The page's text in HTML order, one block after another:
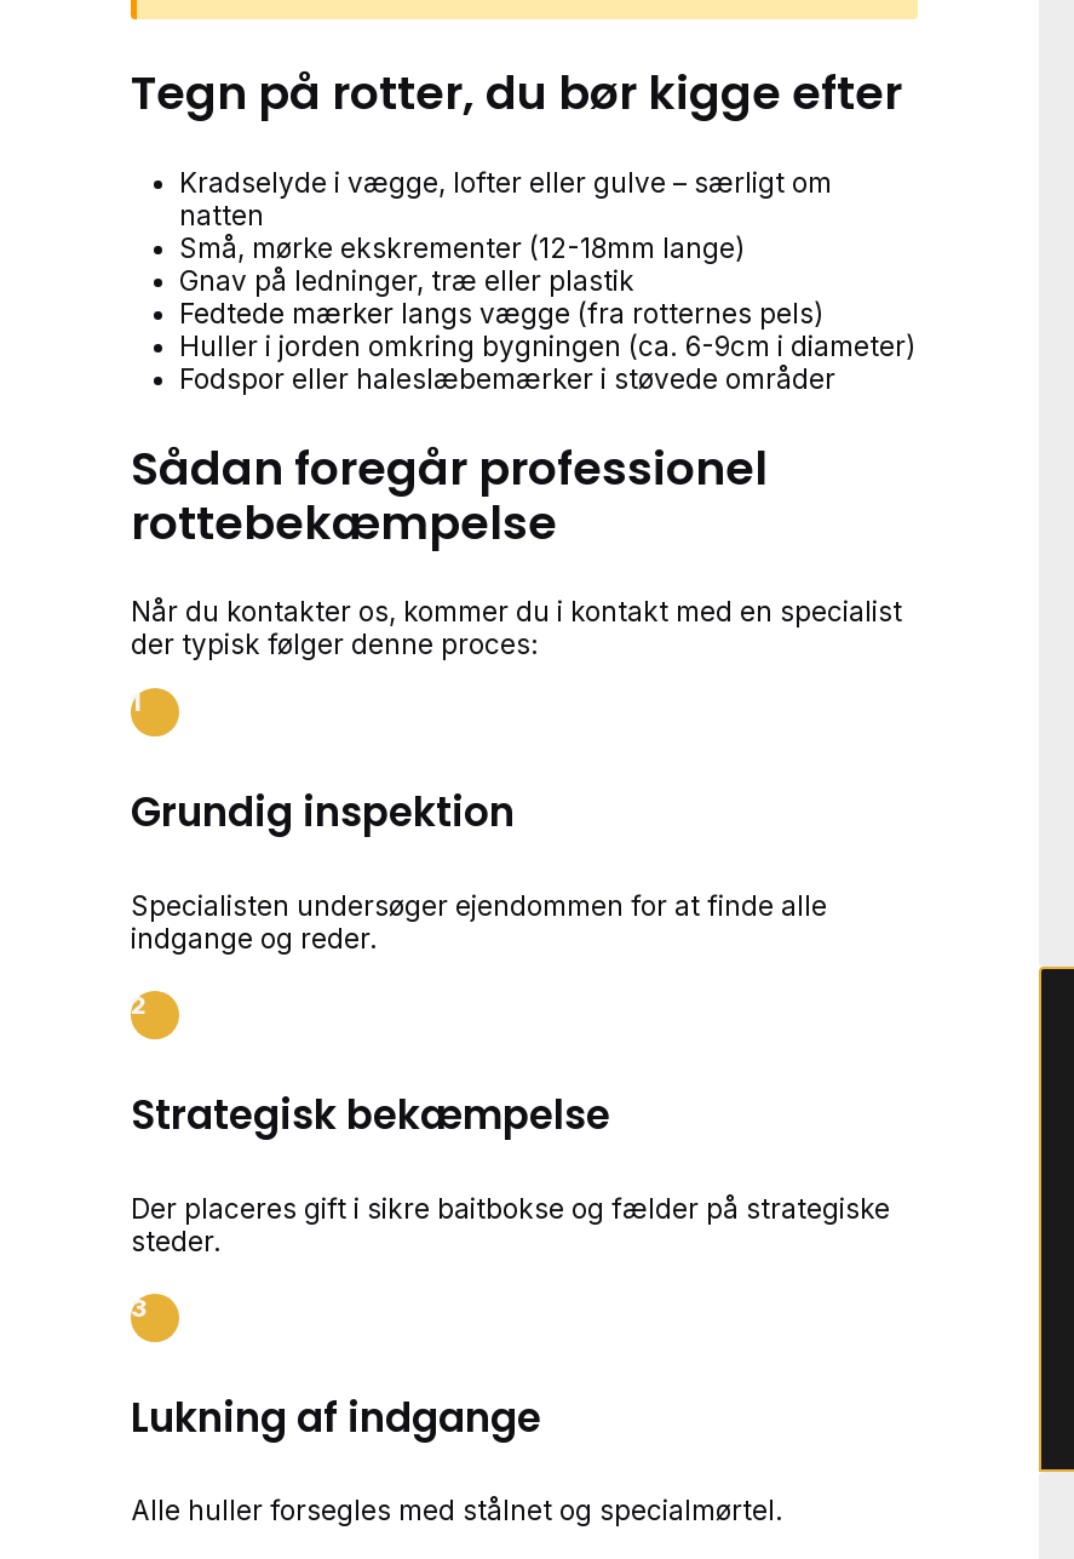
Tegn på rotter, du bør kigge efter
Kradselyde i vægge, lofter eller gulve – særligt om
natten
Små, mørke ekskrementer (12-18mm lange)
Gnav på ledninger, træ eller plastik
Fedtede mærker langs vægge (fra rotternes pels)
Huller i jorden omkring bygningen (ca. 6-9cm i diameter)
Fodspor eller haleslæbemærker i støvede områder
Sådan foregår professionel
rottebekæmpelse
Når du kontakter os, kommer du i kontakt med en specialist
der typisk følger denne proces:
1
Grundig inspektion
Specialisten undersøger ejendommen for at finde alle
indgange og reder.
2
Strategisk bekæmpelse
Der placeres gift i sikre baitbokse og fælder på strategiske
steder.
3
Lukning af indgange
Alle huller forsegles med stålnet og specialmørtel.